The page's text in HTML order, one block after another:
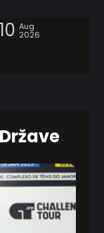
10 Aug
2026